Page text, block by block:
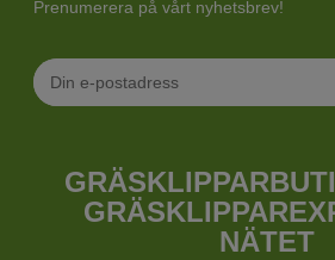
Prenumerera på vårt nyhetsbrev!
NÄTET